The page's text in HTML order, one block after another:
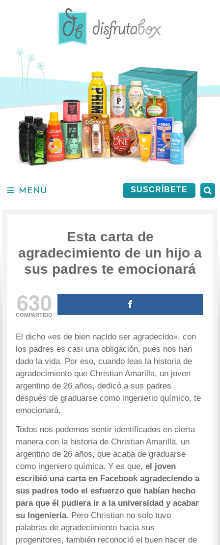
SUSCRÍBETE
MENÚ
Esta carta de
agradecimiento de un hijo a
sus padres te emocionará
630
COMPARTIDO
El dicho «es de bien nacido ser agradecido», con
los padres es casi una obligación, pues nos han
dado la vida. Por eso, cuando leas la historia de
agradecimiento que Christian Amarilla, un joven
argentino de 26 años, dedicó a sus padres
después de graduarse como ingenierio químico, te
emocionará.
Todos nos podemos sentir identificados en cierta
manera con la historia de Christian Amarilla, un
argentino de 26 años, que acaba de graduarse
como ingeniero química. Y es que,el joven
escribió una carta en Facebook agradeciendo a
sus padres todo el esfuerzo que habían hecho
para que él pudiera ir a la universidad y acabar
su Ingeniería. Pero Christian no solo tuvo
palabras de agradecimiento hacia sus
progenitores, también reconoció el buen hacer de